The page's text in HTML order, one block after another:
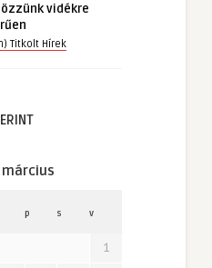
vidékre
Titkolt Hírek
p s v
1